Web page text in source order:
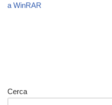
a WinRAR
Cerca